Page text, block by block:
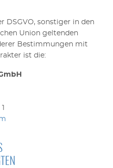
DSGVO, sonstiger in den
Union geltenden
Bestimmungen mit
ist die: